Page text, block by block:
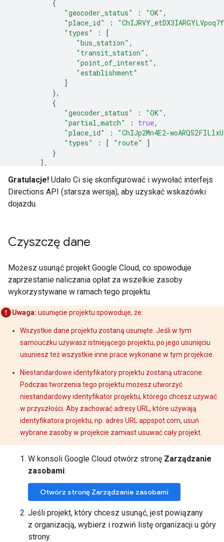
{
"geocoder_status"
: "OK" ,
"place_id"
:
"types"
:
[
"bus_station" ,
"transit_station" ,
"point_of_interest" ,
"establishment"
]
},
{
"geocoder_status"
: "OK" ,
"partial_match"
: true,
"place_id"
:
"ChIJp2Mn4E2-
"types"
: [ "route"
]
}
] ,
{
"bounds" : {
"southwest"
"lng"
-118.3527671
}
},
"copyrights" : "Map data ©2016 Google"
{
"text" : "35.9 mi",
"value" : 57824
},
"text" : "51 mins",
"value" : 3062
},
"end_address"
"Universal
"end_location" : {
"lat" : 34.1330949,
"lng" : -118.3524442
},
"start_location" : {
"lng" : -117.9154353
} ,
... Additional results shortened in this
Gratulacje! Udało Ci się skonfigurować i wywołać interfejs
Directions API (starsza wersja), aby uzyskać wskazówki
dojazdu.
Czyszczę dane
Możesz usunąć projekt Google Cloud, co spowoduje
zaprzestanie naliczania opłat za wszelkie zasoby
wykorzystywane w ramach tego projektu.
Uwaga: usunięcie projektu spowoduje, że:
Wszystkie dane projektu zostaną usunięte. Jeśli w tym
samouczku używasz istniejącego projektu, po jego usunięciu
usuniesz też wszystkie inne prace wykonane w tym projekcie.
Niestandardowe identyfikatory projektu zostaną utracone.
Podczas tworzenia tego projektu możesz utworzyć
niestandardowy identyfikator projektu, którego chcesz używać
w przyszłości. Aby zachować adresy URL, które używają
identyfikatora projektu, np. adres URL appspot.com, usuń
wybrane zasoby w projekcie zamiast usuwać cały projekt.
W konsoli Google Cloud otwórz stronę Zarządzanie
zasobami:
Otwórz stronę Zarządzanie zasobami
Jeśli projekt, który chcesz usunąć, jest powiązany
z organizacją, wybierz i rozwiń listę organizacji u góry
strony.